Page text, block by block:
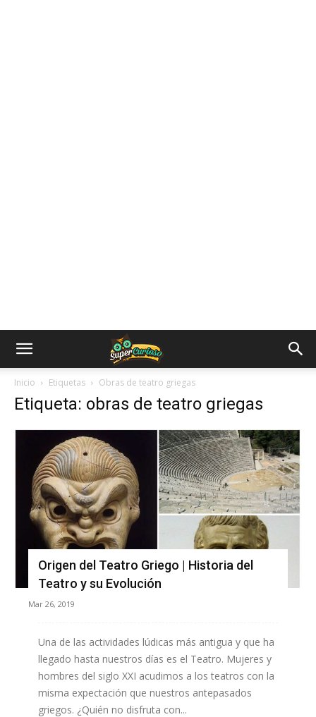
Inicio Etiquetas Obras de teatro griegas
Etiqueta: obras de teatro griegas
Origen del Teatro Griego | Historia del
Teatro y su Evolución
Mar 26, 2019
Una de las actividades lúdicas más antigua y que ha
llegado hasta nuestros días es el Teatro. Mujeres y
hombres del siglo XXI acudimos a los teatros con la
misma expectación que nuestros antepasados
griegos. ¿Quién no disfruta con...